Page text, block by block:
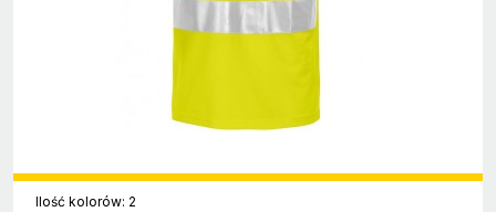
Ilość kolorów: 2